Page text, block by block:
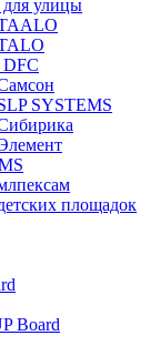
для улицы
DFC
SYSTEMS
площадок
Board